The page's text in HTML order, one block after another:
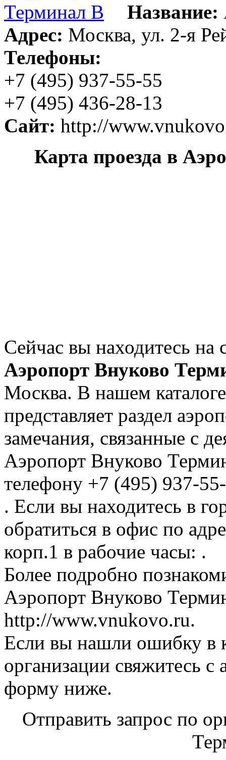
Название:
Адрес: Москва, ул. 2-я
Телефоны:
+7 (495) 937-55-55
+7 (495) 436-28-13
Сайт: http://
Карта проезда в
Сейчас вы находитесь на
Аэропорт Внуково
Москва. В нашем
представляет раздел
замечания, связанные с
Аэропорт Внуково
телефону +7 (495) 937-
. Если вы находитесь в
обратиться в офис по
корп.1 в рабочие часы: .
Более подробно
Аэропорт Внуково
http://www.vnukovo.ru.
Если вы нашли ошибку в
организации свяжитесь
форму ниже.
Отправить запрос по